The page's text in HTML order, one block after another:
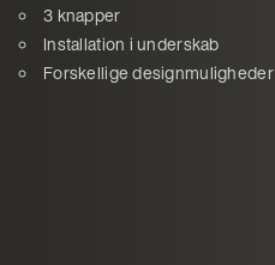
3 knapper
Installation i underskab
Forskellige designmuligheder